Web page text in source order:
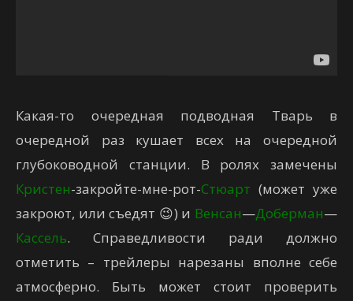
Какая-то очередная подводная Тварь в
очередной раз кушает всех на очередной
глубоководной станции. В ролях замечены
Кристен-закройте-мне-рот-Стюарт (может уже
закроют, или съедят 😉) и Венсан—Доберман—
Кассель. Справедливости ради должно
отметить – трейлеры нарезаны вполне себе
атмосферно. Быть может стоит проверить